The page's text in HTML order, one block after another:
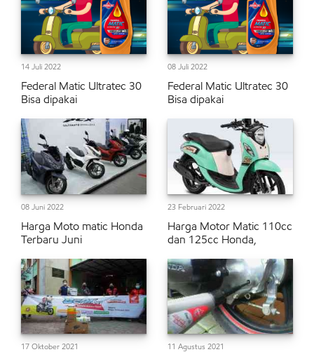
14 Juli 2022
Federal Matic Ultratec 30
Bisa dipakai
08 Juli 2022
Federal Matic Ultratec 30
Bisa dipakai
08 Juni 2022
Harga Moto matic Honda
Terbaru Juni
23 Februari 2022
Harga Motor Matic 110cc
dan 125cc Honda,
17 Oktober 2021 11 Agustus 2021